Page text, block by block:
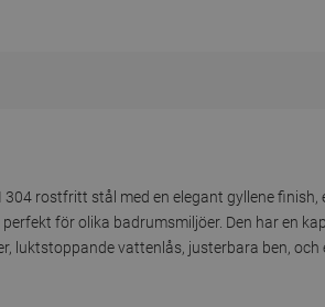
rostfritt stål med en elegant gyllene finish,
för olika badrumsmiljöer. Den har en
vattenlås, justerbara ben, och